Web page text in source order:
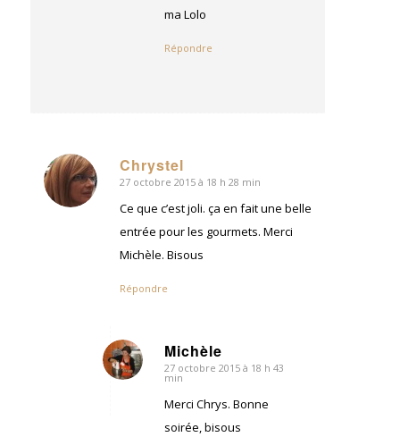
ma Lolo
Répondre
Chrystel
dit
:
27 octobre 2015 à 18 h 28 min
Ce que c’est joli. ça en fait une belle
entrée pour les gourmets. Merci
Michèle. Bisous
Répondre
Michèle
dit
27 octobre 2015 à 18 h 43
min
Merci Chrys. Bonne
soirée, bisous